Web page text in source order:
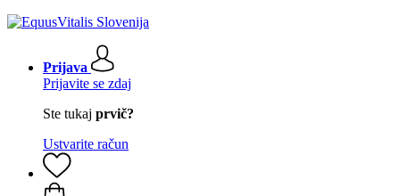
Prijava
Prijavite se zdaj
Ste tukaj prvič?
Ustvarite račun